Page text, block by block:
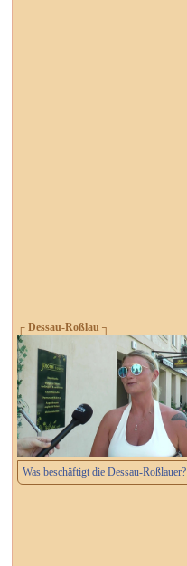
┌ Dessau-Roßlau ┐
Was beschäftigt die Dessau-Roßlauer?